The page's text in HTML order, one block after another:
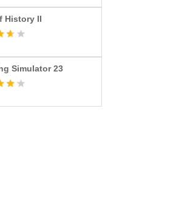
History II
Simulator 23